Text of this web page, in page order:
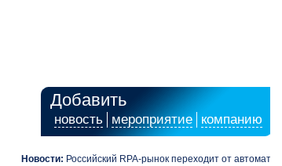
Добавить
новость мероприятие компанию
Новости: Российский RPA-рынок переходит от